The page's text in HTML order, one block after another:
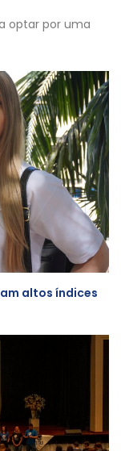
optar por uma
altos índices